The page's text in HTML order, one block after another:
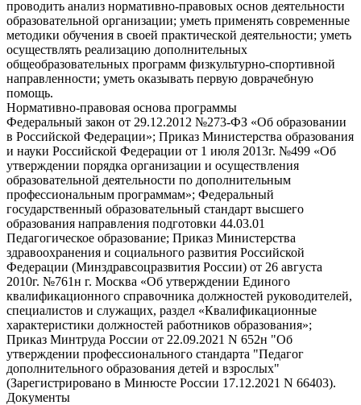
проводить анализ нормативно-правовых основ деятельности
образовательной организации; уметь применять современные
методики обучения в своей практической деятельности; уметь
осуществлять реализацию дополнительных
общеобразовательных программ физкультурно-спортивной
направленности; уметь оказывать первую доврачебную
помощь.
Нормативно-правовая основа программы
Федеральный закон от 29.12.2012 №273-ФЗ «Об образовании
в Российской Федерации»; Приказ Министерства образования
и науки Российской Федерации от 1 июля 2013г. №499 «Об
утверждении порядка организации и осуществления
образовательной деятельности по дополнительным
профессиональным программам»; Федеральный
государственный образовательный стандарт высшего
образования направления подготовки 44.03.01
Педагогическое образование; Приказ Министерства
здравоохранения и социального развития Российской
Федерации (Mинздравсоцразвития России) от 26 августа
2010г. №761н г. Москва «Об утверждении Единого
квалификационного справочника должностей руководителей,
специалистов и служащих, раздел «Квалификационные
характеристики должностей работников образования»;
Приказ Минтруда России от 22.09.2021 N 652н "Об
утверждении профессионального стандарта "Педагог
дополнительного образования детей и взрослых"
(Зарегистрировано в Минюсте России 17.12.2021 N 66403).
Документы